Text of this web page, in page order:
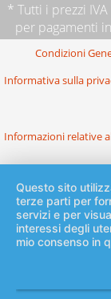
* Tutti i prezzi
per pagamenti
Condizioni
Informativa sulla
Informazioni relative
Questo sito
terze parti per
servizi e per
interessi degli
mio consenso in